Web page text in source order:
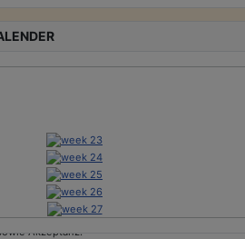
wir uns ein für LSBTIQ* in Thüringen und
Akzeptanz.